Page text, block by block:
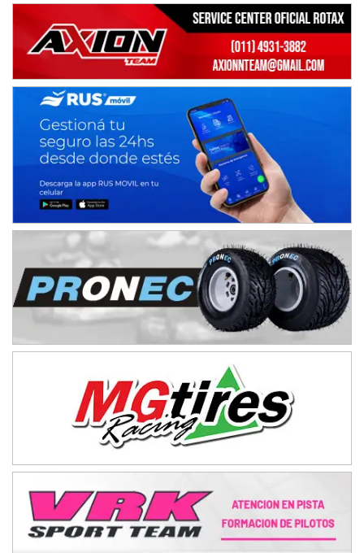
SUR SANTAFESINO - F4
José Samuel Sánchez (Tierra)
Rufino (Santa Fe)
TUCUMANO - F5
Juan Navarro (Asfalto)
El Timbó (Tucumán)